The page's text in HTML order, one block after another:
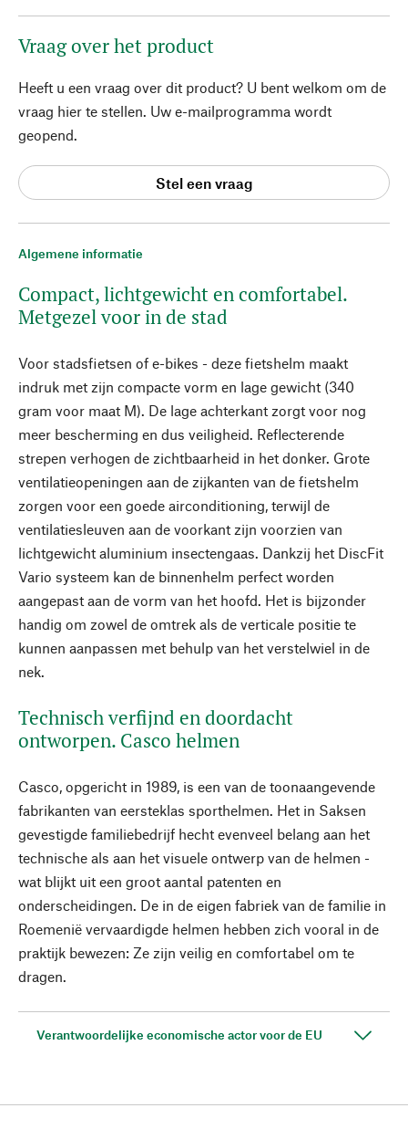
Algemene informatie
Compact, lichtgewicht en comfortabel.
Metgezel voor in de stad
Voor stadsfietsen of e-bikes - deze fietshelm maakt
indruk met zijn compacte vorm en lage gewicht (340
gram voor maat M). De lage achterkant zorgt voor nog
meer bescherming en dus veiligheid. Reflecterende
strepen verhogen de zichtbaarheid in het donker. Grote
ventilatieopeningen aan de zijkanten van de fietshelm
zorgen voor een goede airconditioning, terwijl de
ventilatiesleuven aan de voorkant zijn voorzien van
lichtgewicht aluminium insectengaas. Dankzij het DiscFit
Vario systeem kan de binnenhelm perfect worden
aangepast aan de vorm van het hoofd. Het is bijzonder
handig om zowel de omtrek als de verticale positie te
kunnen aanpassen met behulp van het verstelwiel in de
nek.
Technisch verfijnd en doordacht
ontworpen. Casco helmen
Casco, opgericht in 1989, is een van de toonaangevende
fabrikanten van eersteklas sporthelmen. Het in Saksen
gevestigde familiebedrijf hecht evenveel belang aan het
technische als aan het visuele ontwerp van de helmen -
wat blijkt uit een groot aantal patenten en
onderscheidingen. De in de eigen fabriek van de familie in
Roemenië vervaardigde helmen hebben zich vooral in de
praktijk bewezen: Ze zijn veilig en comfortabel om te
dragen.
Verantwoordelijke economische actor voor de EU
Vraag over het product
Heeft u een vraag over dit product? U bent welkom om de
vraag hier te stellen. Uw e-mailprogramma wordt
geopend.
Stel een vraag